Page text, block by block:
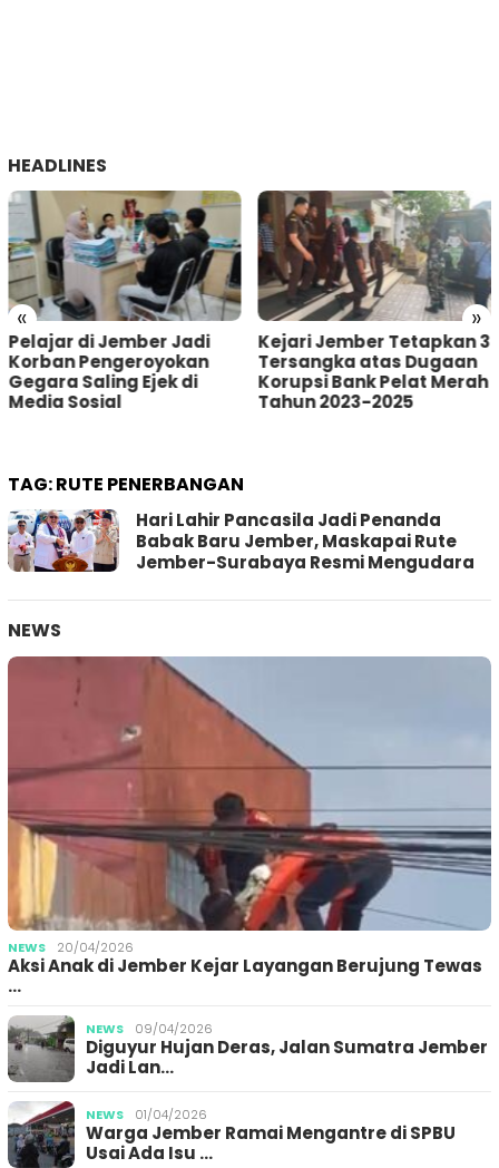
HEADLINES
« »
Kejari Jember Tetapkan 3
Tersangka atas Dugaan
Korupsi Bank Pelat Merah
Tahun 2023-2025
Pria Asal Lumajang
Tertangkap Warga
Sumberbaru Jember
saat akan Curi Kotak
TAG:RUTE PENERBANGAN
Hari Lahir Pancasila Jadi Penanda
Babak Baru Jember, Maskapai Rute
Jember-Surabaya Resmi Mengudara
NEWS
NEWS 20/04/2026
Aksi Anak di Jember Kejar Layangan Berujung Tewas
…
NEWS 09/04/2026
Diguyur Hujan Deras, Jalan Sumatra Jember
Jadi Lan…
NEWS 01/04/2026
Warga Jember Ramai Mengantre di SPBU
Usai Ada Isu …